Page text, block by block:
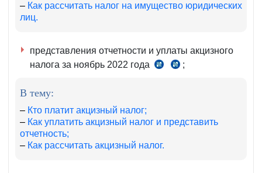
– Как рассчитать налог на имущество юридических
лиц.
представления отчетности и уплаты акцизного
налога за ноябрь 2022 года
ст.
ст.
;
В тему:
– Кто платит акцизный налог;
– Как уплатить акцизный налог и представить
отчетность;
– Как рассчитать акцизный налог.